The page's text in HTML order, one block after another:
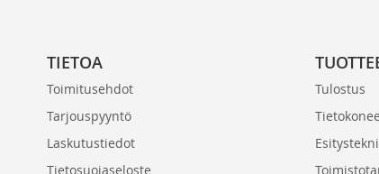
TIETOA
Toimitusehdot
Tarjouspyyntö
Laskutustiedot
Tietosuojaseloste
Tulostus